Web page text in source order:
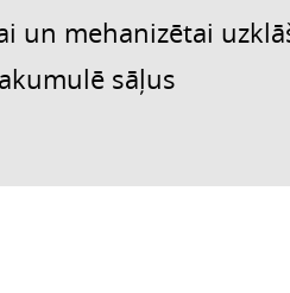
un mehanizētai
sāļus